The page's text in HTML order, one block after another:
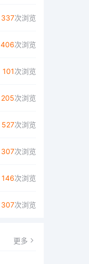
337次浏览
406次浏览
101次浏览
205次浏览
527次浏览
307次浏览
146次浏览
307次浏览
更多